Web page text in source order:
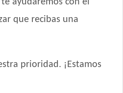
ayudaremos con el
que recibas una
prioridad. ¡Estamos